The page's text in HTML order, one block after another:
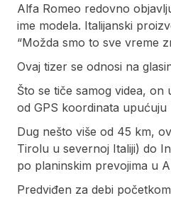
Alfa Romeo redovno
ime modela. Italijanski
“Možda smo to sve vreme
Ovaj tizer se odnosi na
Što se tiče samog videa,
od GPS koordinata
Dug nešto više od 45 km,
Tirolu u severnoj Italiji) do
po planinskim prevojima u
Predviđen za debi